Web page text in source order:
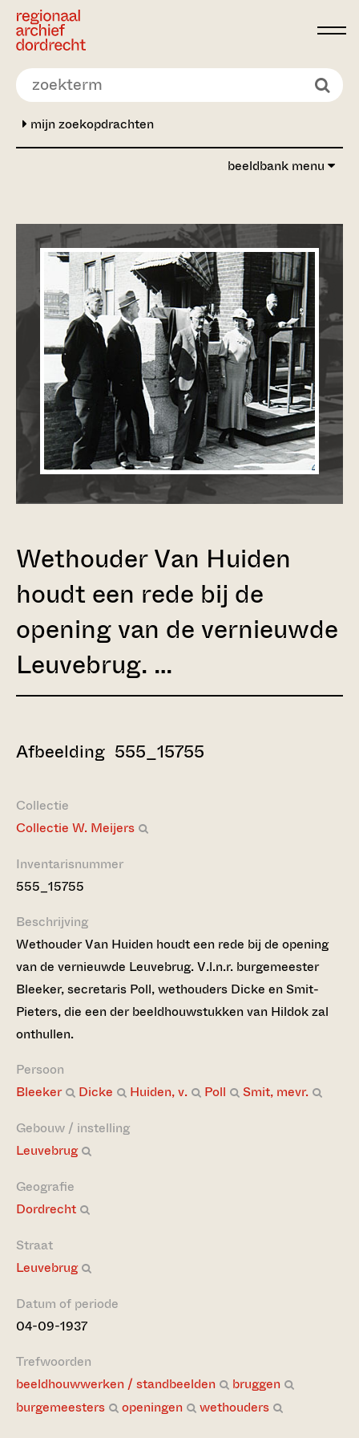
Ga direct naar de inhoud
mijn zoekopdrachten
beeldbank menu
Wethouder Van Huiden
houdt een rede bij de
opening van de vernieuwde
Leuvebrug. …
Afbeelding 555_15755
Collectie
Collectie W. Meijers
Inventarisnummer
555_15755
Beschrijving
Wethouder Van Huiden houdt een rede bij de opening
van de vernieuwde Leuvebrug. V.l.n.r. burgemeester
Bleeker, secretaris Poll, wethouders Dicke en Smit-
Pieters, die een der beeldhouwstukken van Hildok zal
onthullen.
Persoon
Bleeker
Dicke Huiden, v. Poll
Smit, mevr.
Gebouw / instelling
Leuvebrug
Geografie
Dordrecht
Straat
Leuvebrug
Datum of periode
04-09-1937
Trefwoorden
beeldhouwwerken / standbeelden
bruggen
burgemeesters
openingen wethouders